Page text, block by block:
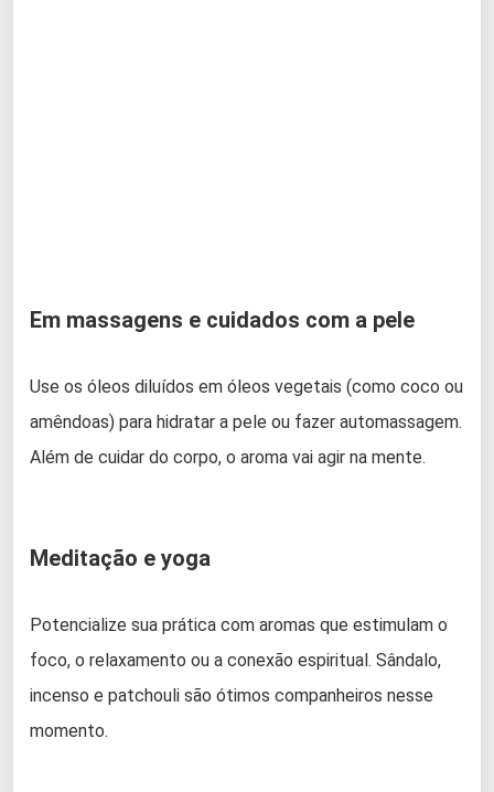
Em massagens e cuidados com a pele
Use os óleos diluídos em óleos vegetais (como coco ou
amêndoas) para hidratar a pele ou fazer automassagem.
Além de cuidar do corpo, o aroma vai agir na mente.
Meditação e yoga
Potencialize sua prática com aromas que estimulam o
foco, o relaxamento ou a conexão espiritual. Sândalo,
incenso e patchouli são ótimos companheiros nesse
momento.